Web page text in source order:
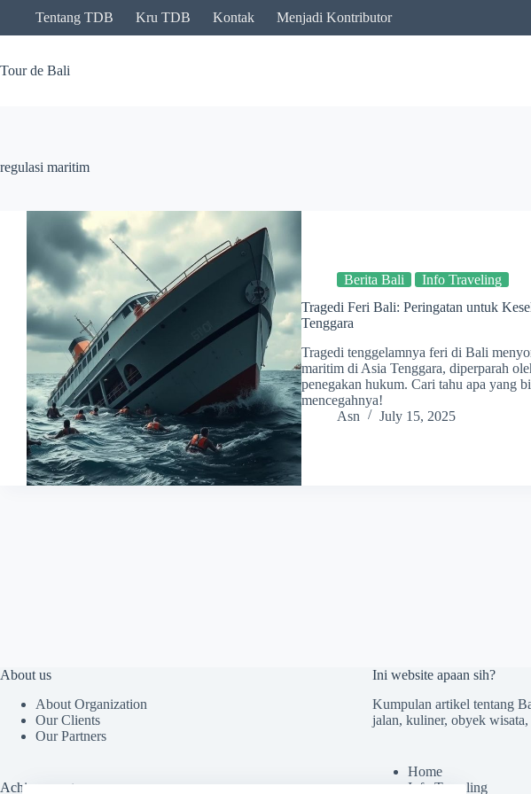
content
Tentang TDB Kru TDB Kontak Menjadi Kontributor
Tour de Bali
regulasi maritim
Berita Bali
Info Traveling
Tragedi Feri Bali: Peringatan untuk
Tenggara
Tragedi tenggelamnya feri di Bali
maritim di Asia Tenggara, diperparah
penegakan hukum. Cari tahu apa yang
mencegahnya!
Asn
July 15, 2025
About us
About Organization
Our Clients
Our Partners
Achievements
Ini website apaan sih?
Kumpulan artikel tentang
jalan, kuliner, obyek
Home
Info Traveling